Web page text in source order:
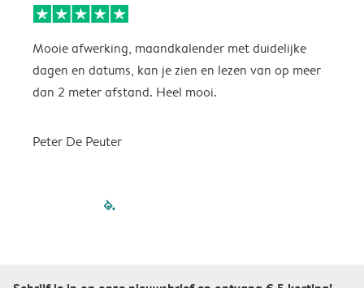
Mooie afwerking, maandkalender met duidelijke
dagen en datums, kan je zien en lezen van op meer
dan 2 meter afstand. Heel mooi.
Peter De Peuter
filled-pagination